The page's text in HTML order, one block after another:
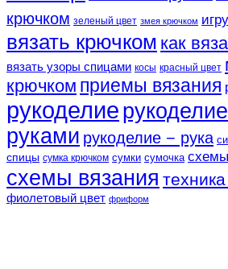
крючком зеленый цвет змея крючком
вязать крючком как
вязать узоры спицами косы красный цвет
крючком приемы вязания
рукоделие
руками рукоделие − рука
спицы сумка крючком сумки сумочка
схемы вязания
фиолетовый цвет фриформ